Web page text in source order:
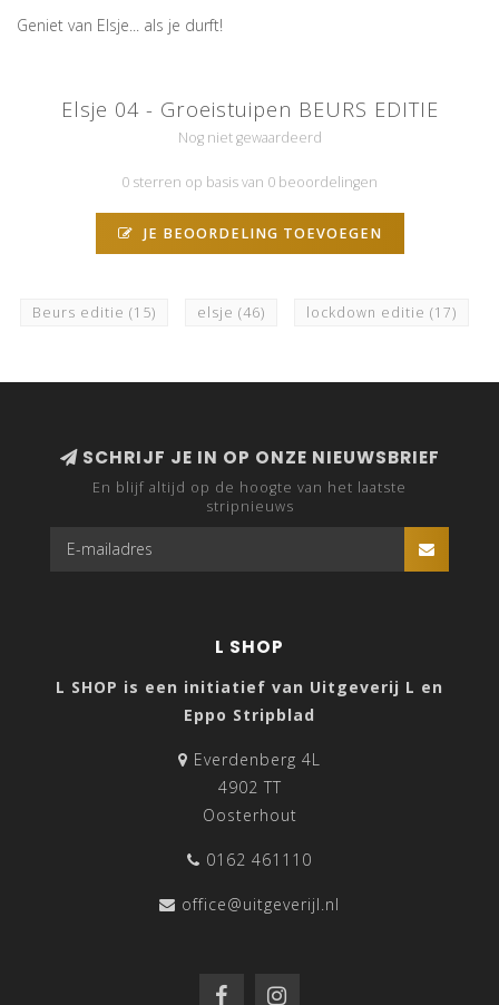
Geniet van Elsje... als je durft!
Elsje 04 - Groeistuipen BEURS EDITIE
Nog niet gewaardeerd
0 sterren op basis van 0 beoordelingen
JE BEOORDELING TOEVOEGEN
Beurs editie (15) elsje (46) lockdown editie (17)
SCHRIJF JE IN OP ONZE NIEUWSBRIEF
En blijf altijd op de hoogte van het laatste
stripnieuws
L SHOP
L SHOP is een initiatief van Uitgeverij L en
Eppo Stripblad
Everdenberg 4L
4902 TT
Oosterhout
0162 461110
office@uitgeverijl.nl